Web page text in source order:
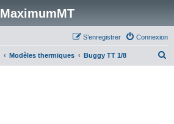
MaximumMT
Connexion
S’enregistrer
Modèles thermiques Buggy TT 1/8